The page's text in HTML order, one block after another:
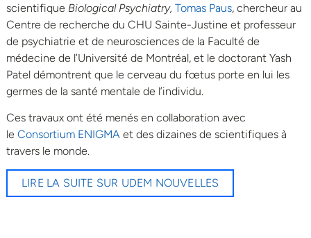
scientifique Biological Psychiatry, Tomas Paus, chercheur au
Centre de recherche du CHU Sainte-Justine et professeur
de psychiatrie et de neurosciences de la Faculté de
médecine de l’Université de Montréal, et le doctorant Yash
Patel démontrent que le cerveau du fœtus porte en lui les
germes de la santé mentale de l’individu.
Ces travaux ont été menés en collaboration avec
le Consortium ENIGMA et des dizaines de scientifiques à
travers le monde.
LIRE LA SUITE SUR UDEM NOUVELLES